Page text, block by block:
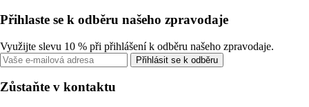
Přihlaste se k odběru našeho zpravodaje
Využijte slevu 10 % při přihlášení k odběru našeho zpravodaje.
Přihlásit se k odběru
Zůstaňte v kontaktu